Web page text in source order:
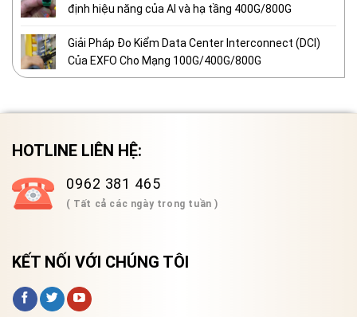
định hiệu năng của AI và hạ tầng 400G/800G
Giải Pháp Đo Kiểm Data Center Interconnect (DCI)
Của EXFO Cho Mạng 100G/400G/800G
HOTLINE LIÊN HỆ:
0962 381 465
( Tất cả các ngày trong tuần )
KẾT NỐI VỚI CHÚNG TÔI